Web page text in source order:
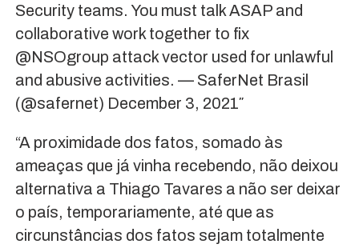
Security teams. You must talk ASAP and
collaborative work together to fix
@NSOgroup attack vector used for unlawful
and abusive activities. — SaferNet Brasil
(@safernet) December 3, 2021″
“A proximidade dos fatos, somado às
ameaças que já vinha recebendo, não deixou
alternativa a Thiago Tavares a não ser deixar
o país, temporariamente, até que as
circunstâncias dos fatos sejam totalmente